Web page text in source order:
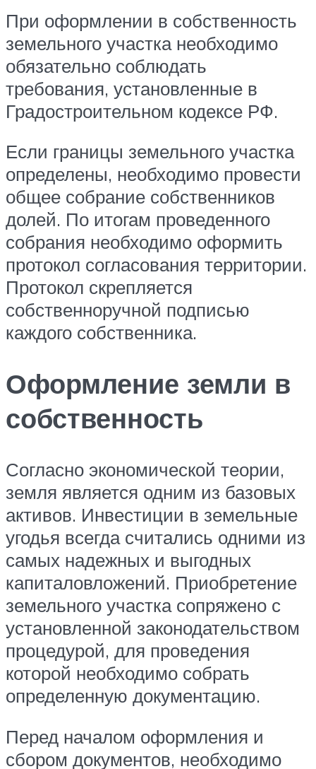
При оформлении в собственность
земельного участка необходимо
обязательно соблюдать
требования, установленные в
Градостроительном кодексе РФ.
Если границы земельного участка
определены, необходимо провести
общее собрание собственников
долей. По итогам проведенного
собрания необходимо оформить
протокол согласования территории.
Протокол скрепляется
собственноручной подписью
каждого собственника.
Оформление земли в
собственность
Согласно экономической теории,
земля является одним из базовых
активов. Инвестиции в земельные
угодья всегда считались одними из
самых надежных и выгодных
капиталовложений. Приобретение
земельного участка сопряжено с
установленной законодательством
процедурой, для проведения
которой необходимо собрать
определенную документацию.
Перед началом оформления и
сбором документов, необходимо